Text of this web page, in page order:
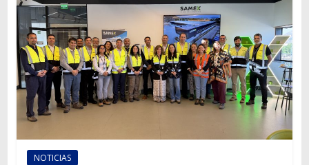
camiones,
motos,
información
del
mundo
del
transporte
NOTICIAS